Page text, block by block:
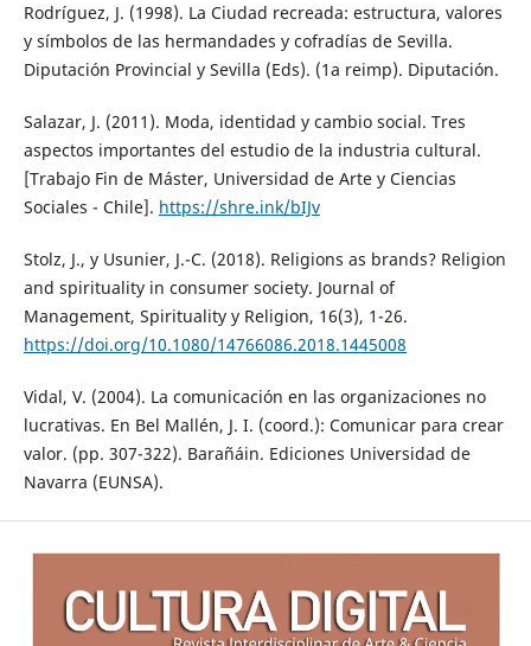
Rodríguez, J. (1998). La Ciudad recreada: estructura, valores
y símbolos de las hermandades y cofradías de Sevilla.
Diputación Provincial y Sevilla (Eds). (1a reimp). Diputación.
Salazar, J. (2011). Moda, identidad y cambio social. Tres
aspectos importantes del estudio de la industria cultural.
[Trabajo Fin de Máster, Universidad de Arte y Ciencias
Sociales - Chile]. https://shre.ink/bIJv
Stolz, J., y Usunier, J.-C. (2018). Religions as brands? Religion
and spirituality in consumer society. Journal of
Management, Spirituality y Religion, 16(3), 1-26.
https://doi.org/10.1080/14766086.2018.1445008
Vidal, V. (2004). La comunicación en las organizaciones no
lucrativas. En Bel Mallén, J. I. (coord.): Comunicar para crear
valor. (pp. 307-322). Barañáin. Ediciones Universidad de
Navarra (EUNSA).